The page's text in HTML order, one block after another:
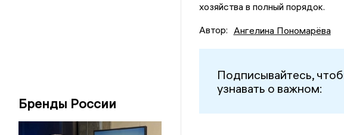
Бренды России
хозяйства в полный порядок.
Автор: Ангелина Пономарёва
Подписывайтесь,
узнавать о важном: